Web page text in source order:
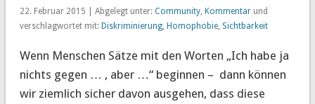
22. Februar 2015 | Abgelegt unter: Community, Kommentarund
verschlagwortet mit: Diskriminierung, Homophobie, Sichtbarkeit
Wenn Menschen Sätze mit den Worten „Ich habe ja
nichts gegen … , aber …“ beginnen – dann können
wir ziemlich sicher davon ausgehen, dass diese